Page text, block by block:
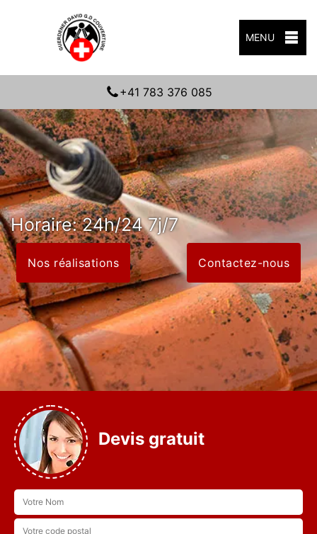
MENU
+41 783 376 085
Horaire: 24h/24 7j/7
Nos réalisations Contactez-nous
Devis gratuit